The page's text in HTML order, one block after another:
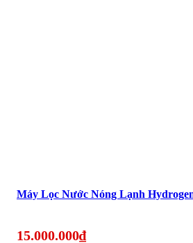
Máy Lọc Nước Nóng Lạnh
15.000.000₫